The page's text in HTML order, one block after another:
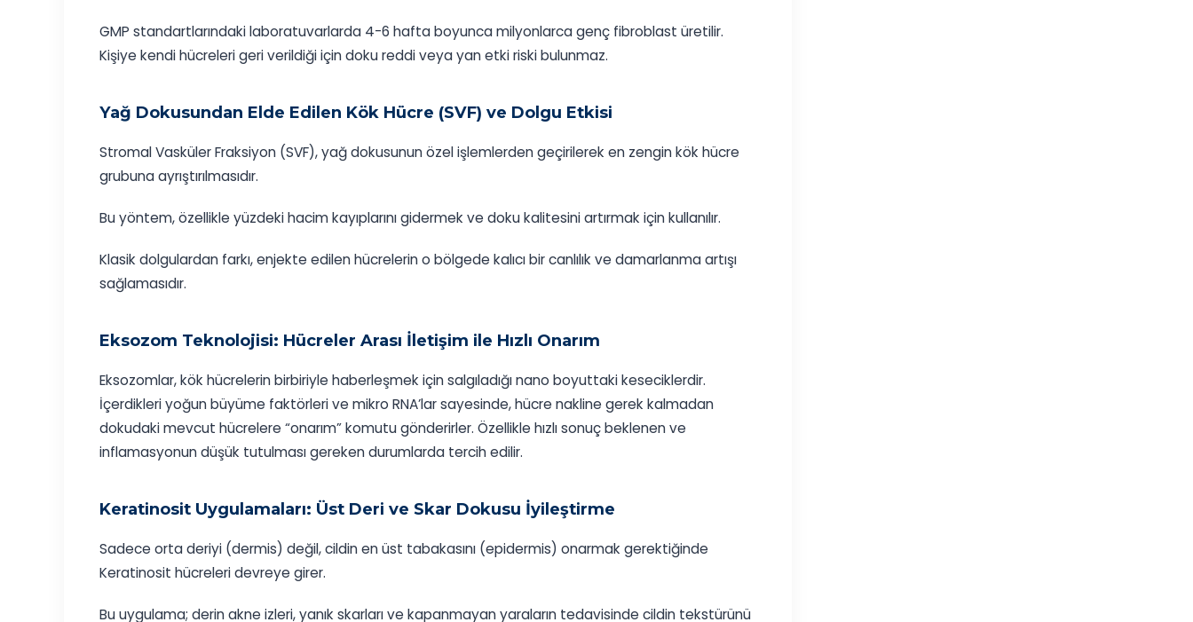
GMP standartlarındaki laboratuvarlarda 4-6 hafta boyunca milyonlarca genç fibroblast üretilir.
Kişiye kendi hücreleri geri verildiği için doku reddi veya yan etki riski bulunmaz.
Yağ Dokusundan Elde Edilen Kök Hücre (SVF) ve Dolgu Etkisi
Stromal Vasküler Fraksiyon (SVF), yağ dokusunun özel işlemlerden geçirilerek en zengin kök hücre
grubuna ayrıştırılmasıdır.
Bu yöntem, özellikle yüzdeki hacim kayıplarını gidermek ve doku kalitesini artırmak için kullanılır.
Klasik dolgulardan farkı, enjekte edilen hücrelerin o bölgede kalıcı bir canlılık ve damarlanma artışı
sağlamasıdır.
Eksozom Teknolojisi: Hücreler Arası İletişim ile Hızlı Onarım
Eksozomlar, kök hücrelerin birbiriyle haberleşmek için salgıladığı nano boyuttaki keseciklerdir.
İçerdikleri yoğun büyüme faktörleri ve mikro RNA’lar sayesinde, hücre nakline gerek kalmadan
dokudaki mevcut hücrelere “onarım” komutu gönderirler. Özellikle hızlı sonuç beklenen ve
inflamasyonun düşük tutulması gereken durumlarda tercih edilir.
Keratinosit Uygulamaları: Üst Deri ve Skar Dokusu İyileştirme
Sadece orta deriyi (dermis) değil, cildin en üst tabakasını (epidermis) onarmak gerektiğinde
Keratinosit hücreleri devreye girer.
Bu uygulama; derin akne izleri, yanık skarları ve kapanmayan yaraların tedavisinde cildin tekstürünü